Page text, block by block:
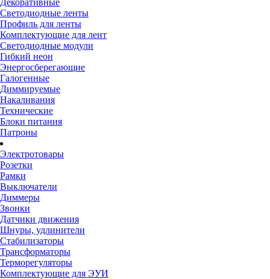
Декоративные
Светодиодные ленты
Профиль для ленты
Комплектующие для лент
Светодиодные модули
Гибкий неон
Энергосберегающие
Галогенные
Диммируемые
Накаливания
Технические
Блоки питания
Патроны
Электротовары
Розетки
Рамки
Выключатели
Диммеры
Звонки
Датчики движения
Шнуры, удлинители
Стабилизаторы
Трансформаторы
Терморегуляторы
Комплектующие для ЭУИ